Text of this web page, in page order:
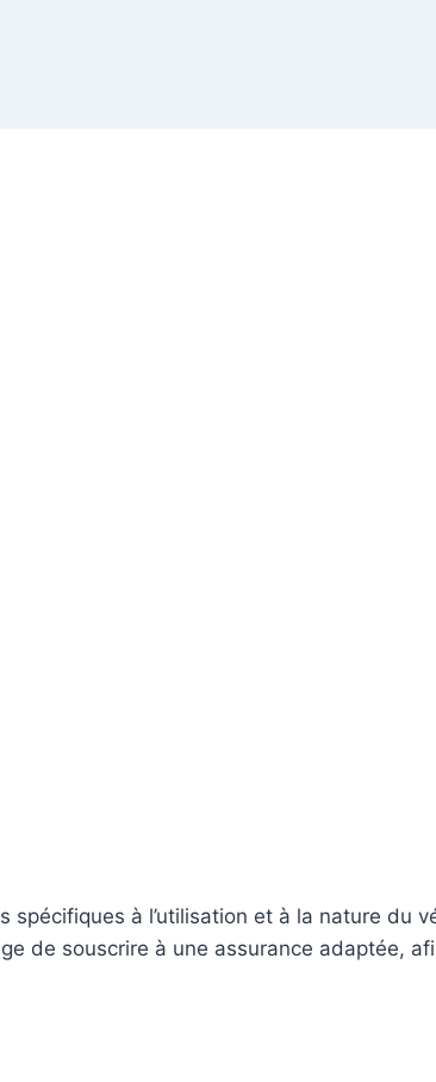
à l’utilisation et à la nature du
de souscrire à une assurance adaptée,